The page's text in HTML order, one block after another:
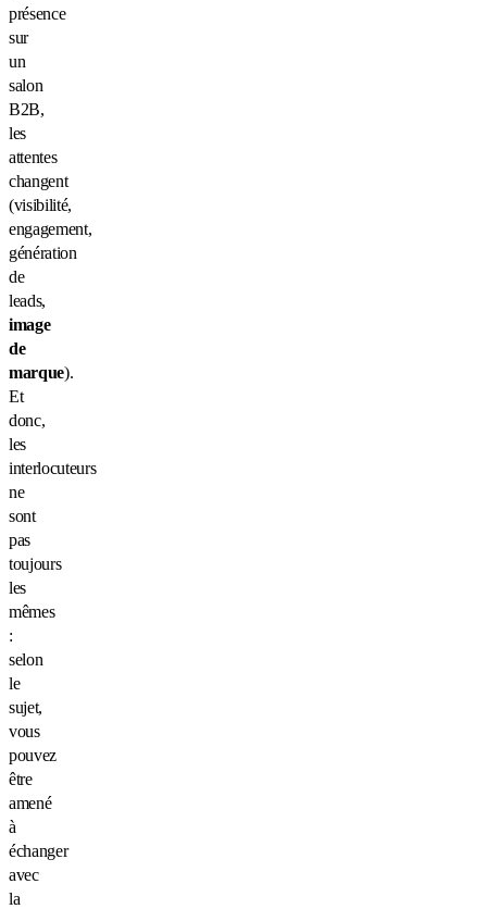
présence
sur
un
salon
B2B,
les
attentes
changent
(visibilité,
engagement,
génération
de
leads,
image
de
marque).
Et
donc,
les
interlocuteurs
ne
sont
pas
toujours
les
mêmes
:
selon
le
sujet,
vous
pouvez
être
amené
à
échanger
avec
la